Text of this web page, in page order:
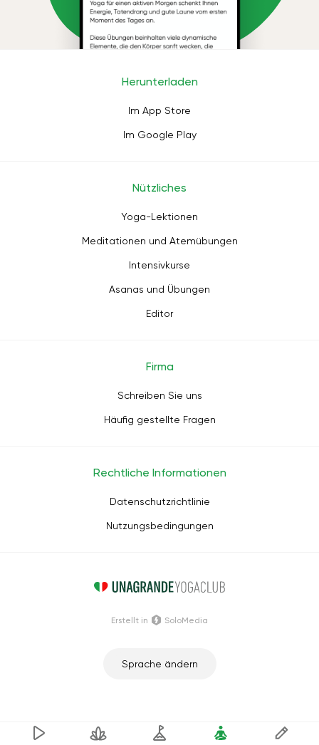
Herunterladen
Im App Store
Im Google Play
Nützliches
Yoga-Lektionen
Meditationen und Atemübungen
Intensivkurse
Asanas und Übungen
Editor
Firma
Schreiben Sie uns
Häufig gestellte Fragen
Rechtliche Informationen
Datenschutzrichtlinie
Nutzungsbedingungen
Sprache ändern
Erstellt in SoloMedia